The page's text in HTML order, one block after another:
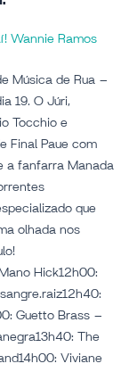
Música de Rua –
19. O Júri,
Tocchio e
Final Paue com
a fanfarra Manada
que
olhada nos
Hick12h00:
Guetto Brass –
The
Viviane